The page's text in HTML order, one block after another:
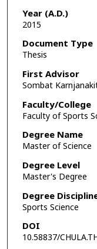
Year (A.D.)
2015
Document Type
Thesis
First Advisor
Sombat
Faculty/College
Faculty of Sports
Degree Name
Master of Science
Degree Level
Master's Degree
Degree
Sports Science
DOI
10.58837/